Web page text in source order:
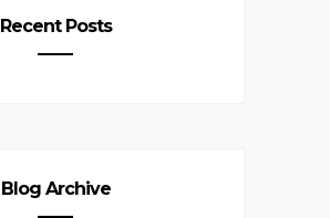
Recent Posts
Blog Archive